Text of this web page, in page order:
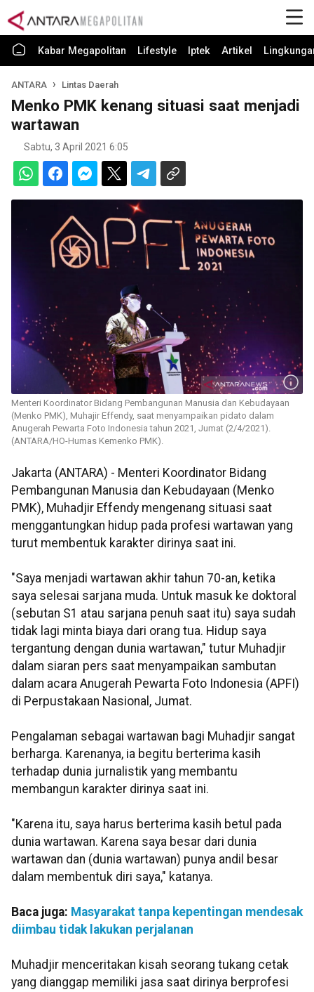
Kabar Megapolitan Lifestyle Iptek Artikel
ANTARA Lintas Daerah
Menko PMK kenang situasi saat menjadi
wartawan
Sabtu, 3 April 2021 6:05
Menteri Koordinator Bidang Pembangunan Manusia dan Kebudayaan
(Menko PMK), Muhajir Effendy, saat menyampaikan pidato dalam
Anugerah Pewarta Foto Indonesia tahun 2021, Jumat (2/4/2021).
(ANTARA/HO-Humas Kemenko PMK).
Jakarta (ANTARA) - Menteri Koordinator Bidang
Pembangunan Manusia dan Kebudayaan (Menko
PMK), Muhadjir Effendy mengenang situasi saat
menggantungkan hidup pada profesi wartawan yang
turut membentuk karakter dirinya saat ini.
"Saya menjadi wartawan akhir tahun 70-an, ketika
saya selesai sarjana muda. Untuk masuk ke doktoral
(sebutan S1 atau sarjana penuh saat itu) saya sudah
tidak lagi minta biaya dari orang tua. Hidup saya
tergantung dengan dunia wartawan," tutur Muhadjir
dalam siaran pers saat menyampaikan sambutan
dalam acara Anugerah Pewarta Foto Indonesia (APFI)
di Perpustakaan Nasional, Jumat.
Pengalaman sebagai wartawan bagi Muhadjir sangat
berharga. Karenanya, ia begitu berterima kasih
terhadap dunia jurnalistik yang membantu
membangun karakter dirinya saat ini.
"Karena itu, saya harus berterima kasih betul pada
dunia wartawan. Karena saya besar dari dunia
wartawan dan (dunia wartawan) punya andil besar
dalam membentuk diri saya," katanya.
Baca juga: Masyarakat tanpa kepentingan mendesak
diimbau tidak lakukan perjalanan
Muhadjir menceritakan kisah seorang tukang cetak
yang dianggap memiliki jasa saat dirinya berprofesi